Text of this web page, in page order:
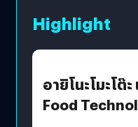
Highlight
อายิโนะโมะโต๊
Food